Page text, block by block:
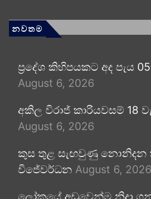
නවතම
ප්‍රදේශ කිහිපයකට අද පැය
August 6, 2026
අකිල විරාජ් කාරියවසම් 18
August 6, 2026
කුස තුළ සැඟවුණු නොනිදන
විජේවර්ධන August 6, 2026
ලෝකයේ අඩුවෙන්ම නිදා